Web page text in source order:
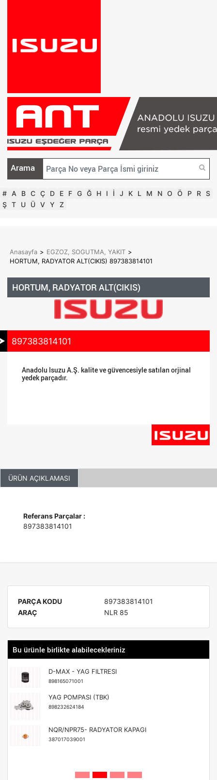
Arama
# A B C Ç D E F G Ğ H I İ J K L M N O Ö P R S
Ş T U Ü V Y Z
Anasayfa > EGZOZ, SOGUTMA, YAKIT >
HORTUM, RADYATOR ALT(CIKIS) 897383814101
HORTUM, RADYATOR ALT(CIKIS)
897383814101
Anadolu Isuzu A.Ş. kalite ve güvencesiyle satılan orjinal
yedek parçadır.
ÜRÜN AÇIKLAMASI
Referans Parçalar :
897383814101
PARÇA KODU
897383814101
ARAÇ
NLR 85
Bu ürünle birlikte alabilecekleriniz
D-MAX - YAG FILTRESI
898165071001
YAG POMPASI (TBK)
898232624184
NQR/NPR75- RADYATOR KAPAGI
387017039001